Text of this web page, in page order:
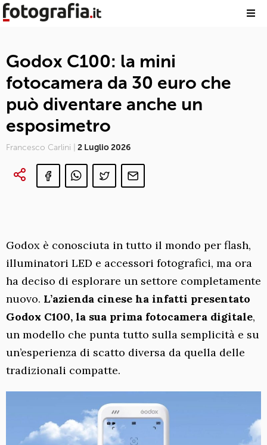
Godox C100: la mini
fotocamera da 30 euro che
può diventare anche un
esposimetro
Francesco Carlini | 2 Luglio 2026
Godox è conosciuta in tutto il mondo per flash,
illuminatori LED e accessori fotografici, ma ora
ha deciso di esplorare un settore completamente
nuovo. L’azienda cinese ha infatti presentato
Godox C100, la sua prima fotocamera digitale,
un modello che punta tutto sulla semplicità e su
un’esperienza di scatto diversa da quella delle
tradizionali compatte.